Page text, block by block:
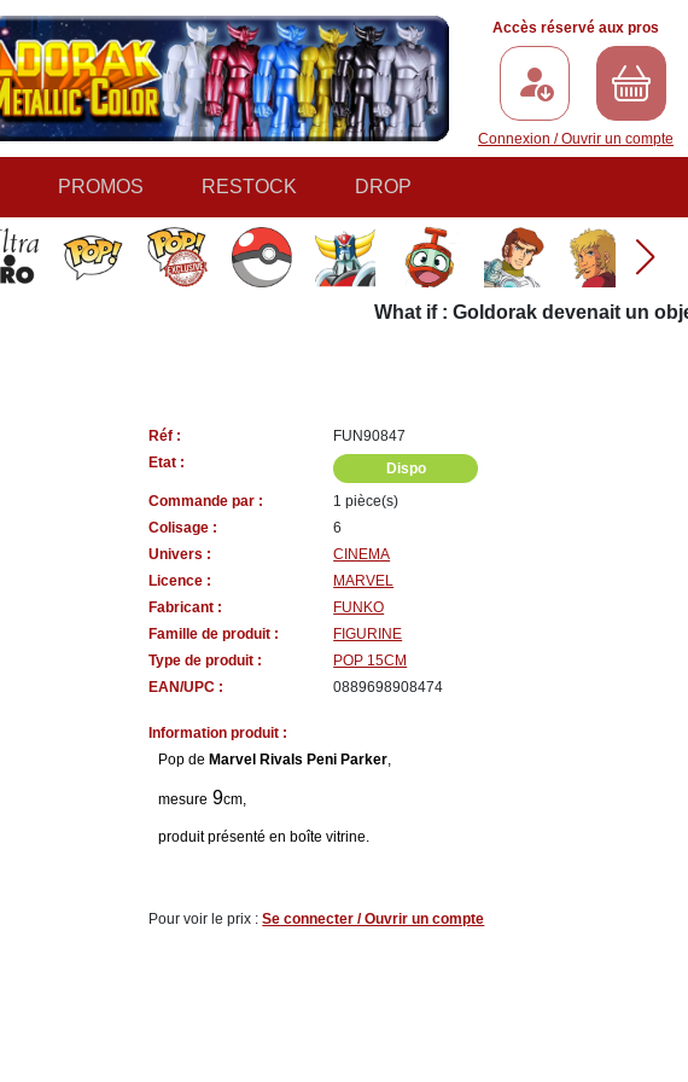
Accès réservé aux pros
Connexion / Ouvrir un compte
PROMOS RESTOCK DROP
What if : Goldorak devenait un
Réf :
FUN90847
Etat :
Dispo
Commande par :
1 pièce(s)
Colisage :
6
Univers :
CINEMA
Licence :
MARVEL
Fabricant :
FUNKO
Famille de produit :
FIGURINE
Type de produit :
POP 15CM
EAN/UPC :
0889698908474
Information produit :
Pop de Marvel Rivals Peni Parker,
mesure 9cm,
produit présenté en boîte vitrine.
Pour voir le prix :Se connecter / Ouvrir un compte